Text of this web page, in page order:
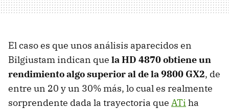
El caso es que unos análisis aparecidos en
Bilgiustam indican que la HD 4870 obtiene un
rendimiento algo superior al de la 9800 GX2, de
entre un 20 y un 30% más, lo cual es realmente
sorprendente dada la trayectoria que ATi ha